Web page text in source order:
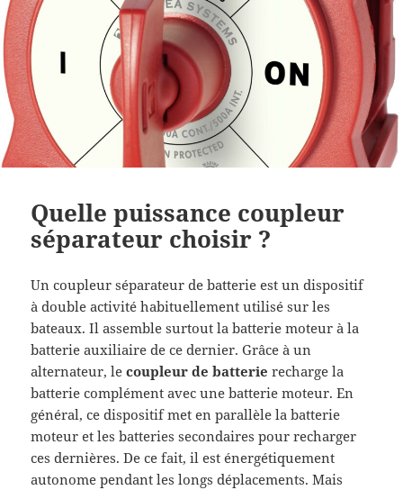
Quelle puissance coupleur
séparateur choisir ?
Un coupleur séparateur de batterie est un dispositif
à double activité habituellement utilisé sur les
bateaux. Il assemble surtout la batterie moteur à la
batterie auxiliaire de ce dernier. Grâce à un
alternateur, lecoupleur de batterie recharge la
batterie complément avec une batterie moteur. En
général, ce dispositif met en parallèle la batterie
moteur et les batteries secondaires pour recharger
ces dernières. De ce fait, il est énergétiquement
autonome pendant les longs déplacements. Mais